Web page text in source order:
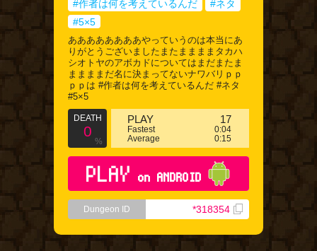
#作者は何を考えているんだ
#ネタ
#5×5
ああああああああやっていうのは本当にあ
りがとうございましたまたままままタカハ
シオトヤのアボカドについてはまだまたま
ままままだ名に決まってないナワバリｐｐ
ｐｐは #作者は何を考えているんだ #ネタ
#5×5
DEATH
0
%
PLAY 17
Fastest
0:04
Average
0:15
PLAY on ANDROID
Dungeon ID *318354